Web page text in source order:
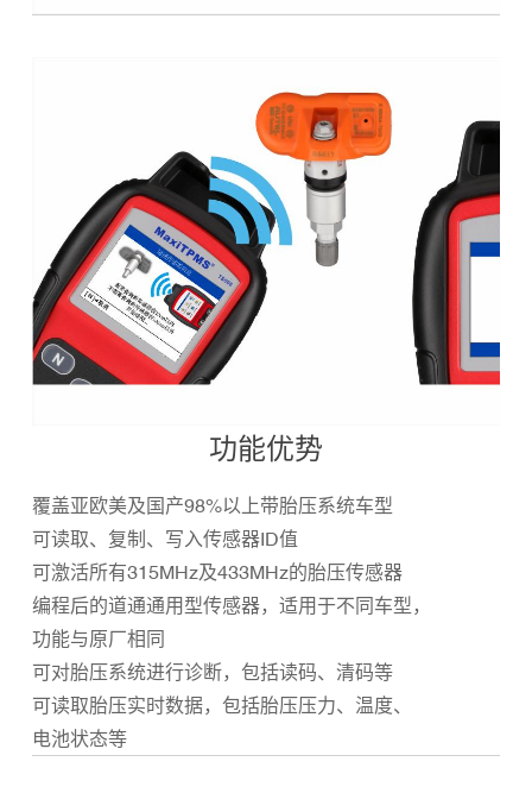
功能优势
覆盖亚欧美及国产98%以上带胎压系统车型
可读取、复制、写入传感器ID值
可激活所有315MHz及433MHz的胎压传感器
编程后的道通通用型传感器，适用于不同车型，
功能与原厂相同
可对胎压系统进行诊断，包括读码、清码等
可读取胎压实时数据，包括胎压压力、温度、
电池状态等